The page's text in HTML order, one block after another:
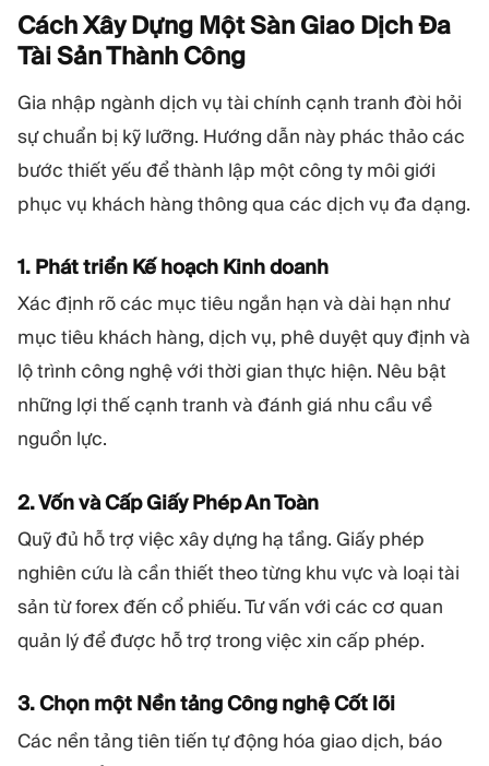
Cách Xây Dựng Một Sàn Giao Dịch Đa
Tài Sản Thành Công
Gia nhập ngành dịch vụ tài chính cạnh tranh đòi hỏi
sự chuẩn bị kỹ lưỡng. Hướng dẫn này phác thảo các
bước thiết yếu để thành lập một công ty môi giới
phục vụ khách hàng thông qua các dịch vụ đa dạng.
1. Phát triển Kế hoạch Kinh doanh
Xác định rõ các mục tiêu ngắn hạn và dài hạn như
mục tiêu khách hàng, dịch vụ, phê duyệt quy định và
lộ trình công nghệ với thời gian thực hiện. Nêu bật
những lợi thế cạnh tranh và đánh giá nhu cầu về
nguồn lực.
2. Vốn và Cấp Giấy Phép An Toàn
Quỹ đủ hỗ trợ việc xây dựng hạ tầng. Giấy phép
nghiên cứu là cần thiết theo từng khu vực và loại tài
sản từ forex đến cổ phiếu. Tư vấn với các cơ quan
quản lý để được hỗ trợ trong việc xin cấp phép.
3. Chọn một Nền tảng Công nghệ Cốt lõi
Các nền tảng tiên tiến tự động hóa giao dịch, báo